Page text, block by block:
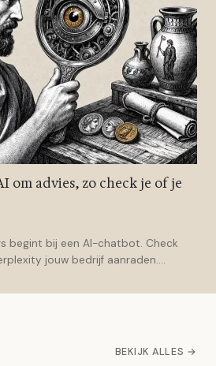
om advies, zo check je of je
begint bij een AI-chatbot. Check
jouw bedrijf aanraden....
BEKIJK ALLES →